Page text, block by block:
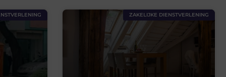
ZAKELIJKE DIENSTVERLENING